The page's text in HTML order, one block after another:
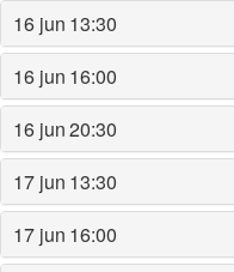
16 jun 13:30
16 jun 16:00
16 jun20:30
17 jun 13:30
17 jun 16:00